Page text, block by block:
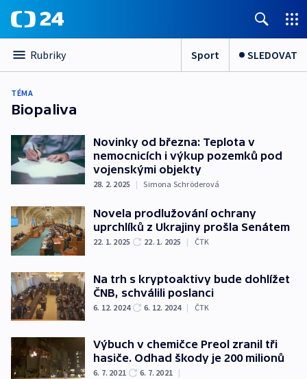
Rubriky Sport SLEDOVAT
TÉMA
Biopaliva
Novinky od března: Teplota v
nemocnicích i výkup pozemků pod
vojenskými objekty
28. 2. 2025 | Simona Schröderová
Novela prodlužování ochrany
uprchlíků z Ukrajiny prošla Senátem
22. 1. 2025 22. 1. 2025 | ČTK
Na trh s kryptoaktivy bude dohlížet
ČNB, schválili poslanci
6. 12. 2024 6. 12. 2024 | ČTK
Výbuch v chemičce Preol zranil tři
hasiče. Odhad škody je 200 milionů
6. 7. 2021 6. 7. 2021 |